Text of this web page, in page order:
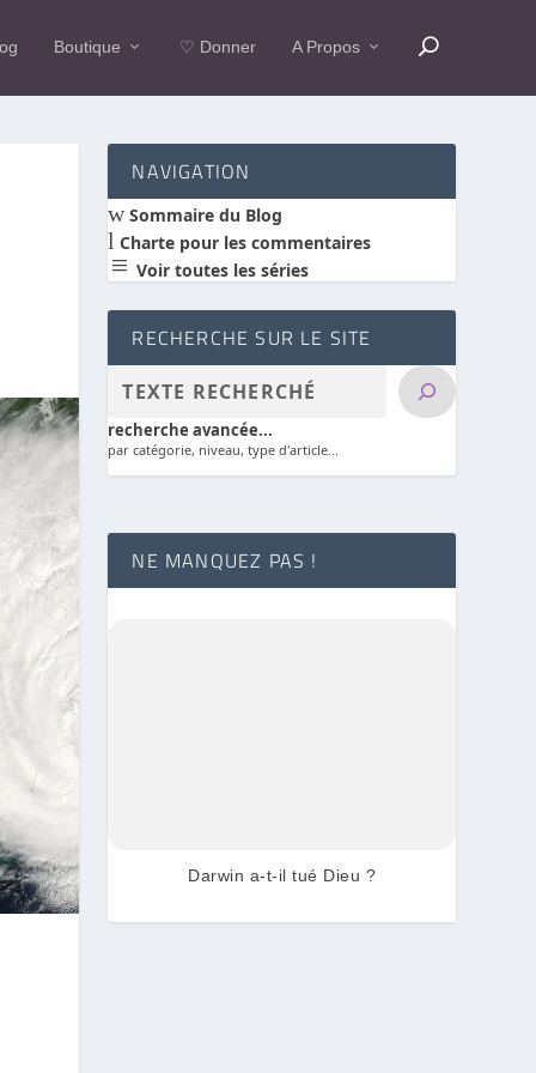
Boutique ♡ Donner A Propos
NAVIGATION
wSommaire du Blog
l Charte pour les commentaires
a Voir toutes les séries
RECHERCHE SUR LE SITE
recherche avancée...
par catégorie, niveau, type d'article...
NE MANQUEZ PAS !
Darwin a-t-il tué Dieu ?